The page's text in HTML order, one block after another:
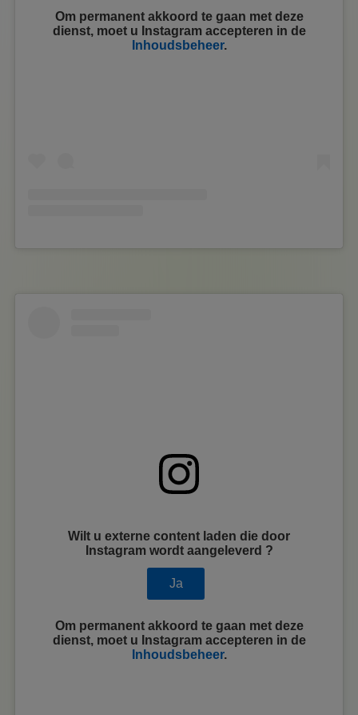
Om permanent akkoord te gaan met deze
dienst, moet u Instagramaccepteren in de
Inhoudsbeheer.
Wilt u externe content laden die door
Instagramwordt aangeleverd ?
Ja
Om permanent akkoord te gaan met deze
dienst, moet u Instagramaccepteren in de
Inhoudsbeheer.